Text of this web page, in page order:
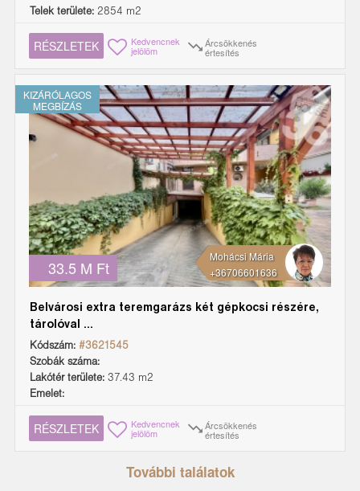
Telek területe: 2854 m2
RÉSZLETEK Kedvencnek
jelölöm
Árcsökkenés
értesítés
33.5 M Ft
Mohácsi Mária
+36706601636
KIZÁRÓLAGOS
MEGBÍZÁS
Belvárosi extra teremgarázs két gépkocsi részére,
tárolóval ...
Kódszám: #3621545
Szobák száma:
Lakótér területe: 37.43 m2
Emelet:
RÉSZLETEK Kedvencnek
jelölöm
Árcsökkenés
értesítés
További találatok